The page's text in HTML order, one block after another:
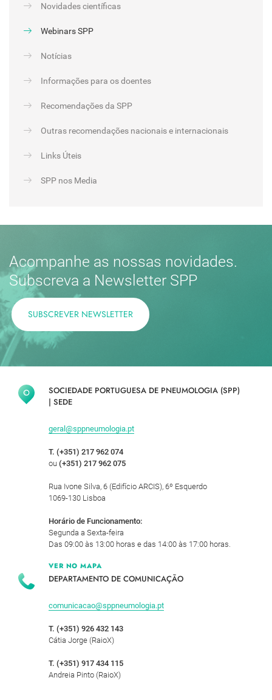
Novidades científicas
Webinars SPP
Notícias
Informações para os doentes
Recomendações da SPP
Outras recomendações nacionais e internacionais
Links Úteis
SPP nos Media
Acompanhe as nossas novidades.
Subscreva a Newsletter SPP
SUBSCREVER NEWSLETTER
SOCIEDADE PORTUGUESA DE PNEUMOLOGIA (SPP)
| SEDE
geral@sppneumologia.pt
T. (+351) 217 962 074
ou (+351) 217 962 075
Rua Ivone Silva, 6 (Edifício ARCIS), 6º Esquerdo
1069-130 Lisboa
Horário de Funcionamento:
Segunda a Sexta-feira
Das 09:00 às 13:00 horas e das 14:00 às 17:00 horas.
VER NO MAPA
DEPARTAMENTO DE COMUNICAÇÃO
comunicacao@sppneumologia.pt
T. (+351) 926 432 143
Cátia Jorge (RaioX)
T. (+351) 917 434 115
Andreia Pinto (RaioX)